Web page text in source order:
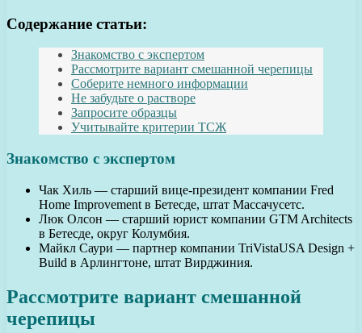
Содержание статьи:
Знакомство с экспертом
Рассмотрите вариант смешанной черепицы
Соберите немного информации
Не забудьте о растворе
Запросите образцы
Учитывайте критерии ТСЖ
Знакомство с экспертом
Чак Хиль — старший вице-президент компании Fred
Home Improvement в Бетесде, штат Массачусетс.
Люк Олсон — старший юрист компании GTM Architects
в Бетесде, округ Колумбия.
Майкл Саури — партнер компании TriVistaUSA Design +
Build в Арлингтоне, штат Вирджиния.
Рассмотрите вариант смешанной
черепицы